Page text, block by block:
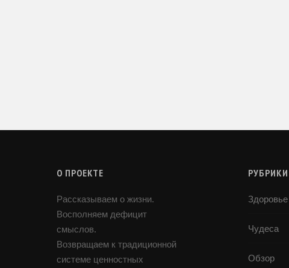
О ПРОЕКТЕ
Рассказываем о жизни.
Восполняем дефицит
смыслов.
Возвращаем к традиционной
системе ценностных
РУБРИКИ
Здоровье
Чудеса
Обзор